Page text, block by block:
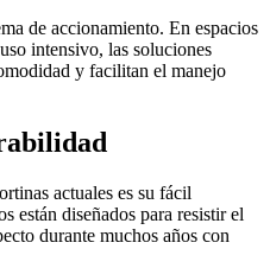
de accionamiento. En espacios
intensivo, las soluciones
y facilitan el manejo
actuales es su fácil
están diseñados para resistir el
durante muchos años con